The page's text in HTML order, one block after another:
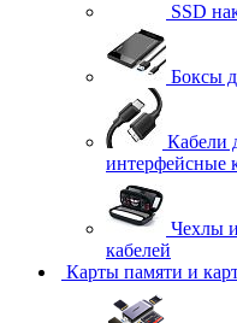
SSD
Боксы
Кабели
интерфейсные
Чехлы
кабелей
Карты памяти и